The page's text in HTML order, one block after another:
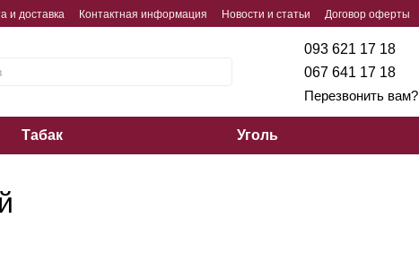
и доставка Контактная информация Новости и статьи
Договор оферты
093 621 17 18
067 641 17 18
Перезвонить вам?
Табак Уголь